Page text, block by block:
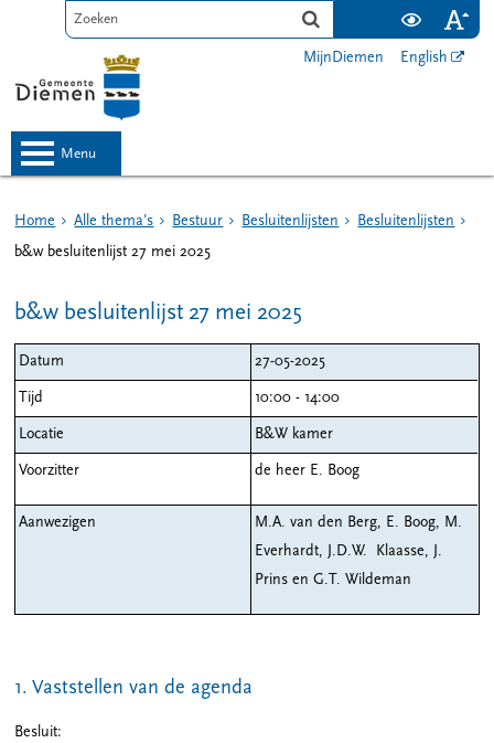
MijnDiemen English
menu
Home Alle thema's Bestuur Besluitenlijsten
Besluitenlijsten
b&w besluitenlijst 27 mei 2025
b&w besluitenlijst 27 mei 2025
Datum 27-05-2025
Tijd 10:00 - 14:00
Locatie B&W kamer
Voorzitter de heer E. Boog
Aanwezigen
M.A. van den Berg, E. Boog, M.
Everhardt, J.D.W. Klaasse, J.
Prins en G.T. Wildeman
1. Vaststellen van de agenda
Besluit: